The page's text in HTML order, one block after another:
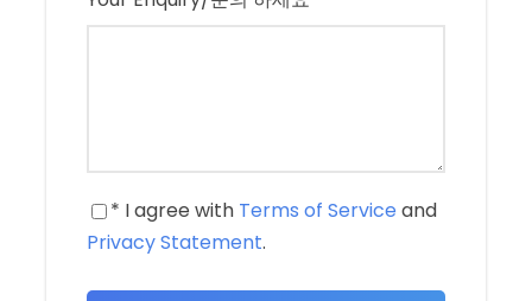
* I agree with Terms of Service and
Privacy Statement.
3. ROBBIE’S TARPON FEED(펠리칸,타폰물고기 먹
브 뮤직 & 칵테일)
7. Duval St (Sloppy joe’s bar)